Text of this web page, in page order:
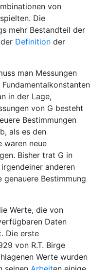
von
Die
mehr Bestandteil der
Definition der
man Messungen
in der Lage,
von G besteht
Bestimmungen
als es den
waren neue
Bisher trat G in
anderen
genauere Bestimmung
Werte, die von
Daten
Die erste
von R.T. Birge
Werte wurden